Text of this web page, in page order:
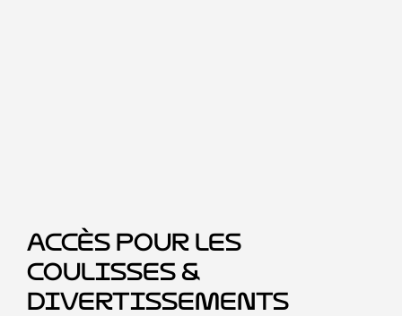
Accès pour les
coulisses &
Divertissements